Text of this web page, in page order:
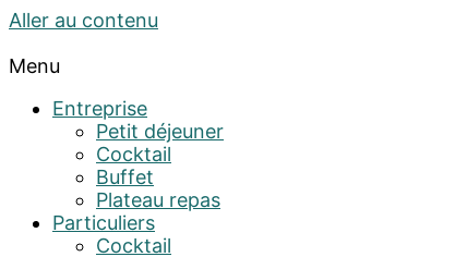
Aller au contenu
Menu
Entreprise
Petit déjeuner
Cocktail
Buffet
Plateau repas
Particuliers
Cocktail